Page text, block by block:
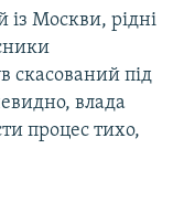
із Москви, рідні
скасований під
влада
процес тихо,